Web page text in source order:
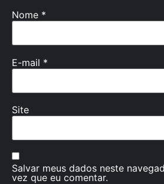
Nome *
E-mail *
Site
Salvar meus dados neste
vez que eu comentar.